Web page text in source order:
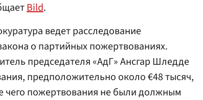
Bild.
ведет расследование
о партийных пожертвованиях.
председателя «АдГ» Ансгар Шледде
предположительно около €48 тысяч,
чего пожертвования не были должным